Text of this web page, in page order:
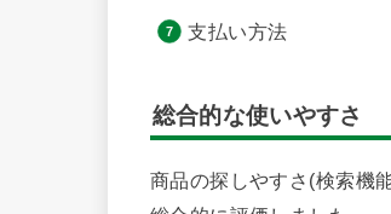
支払い方法
総合的な使いやすさ
商品の探しやすさ(検索機